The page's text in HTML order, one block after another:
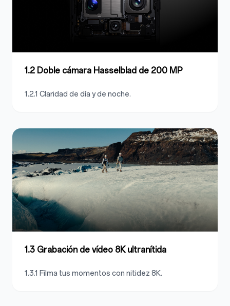
1.2 Doble cámara Hasselblad de 200 MP
1.2.1 Claridad de día y de noche.
1.3 Grabación de vídeo 8K ultranítida
1.3.1 Filma tus momentos con nitidez 8K.